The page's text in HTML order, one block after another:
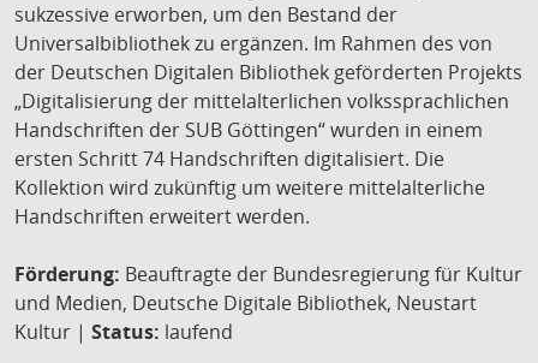
sukzessive erworben, um den Bestand der
Universalbibliothek zu ergänzen. Im Rahmen des von
der Deutschen Digitalen Bibliothek geförderten Projekts
„Digitalisierung der mittelalterlichen volkssprachlichen
Handschriften der SUB Göttingen“ wurden in einem
ersten Schritt 74 Handschriften digitalisiert. Die
Kollektion wird zukünftig um weitere mittelalterliche
Handschriften erweitert werden.
Förderung: Beauftragte der Bundesregierung für Kultur
und Medien, Deutsche Digitale Bibliothek, Neustart
Kultur | Status: laufend